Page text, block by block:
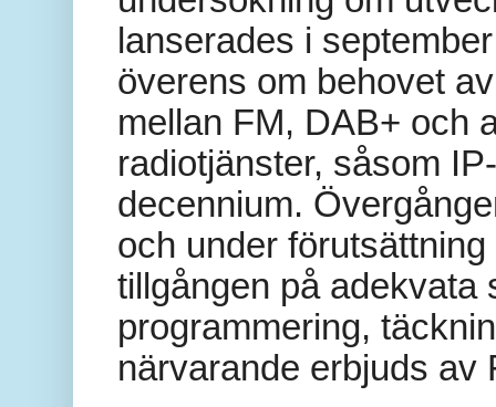
lanserades i
överens om behovet
mellan FM, DAB+ och
radiotjänster, såsom
decennium.
och under
tillgången på adekvata
programmering,
närvarande erbjuds av